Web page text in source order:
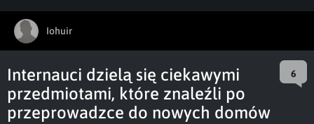
Iohuir
Internauci dzielą się ciekawymi
przedmiotami, które znaleźli po
przeprowadzce do nowych domów
6